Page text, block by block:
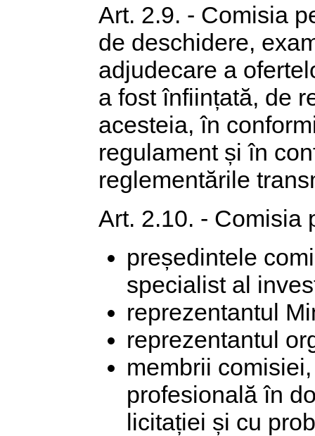
Art. 2.9. - Comisia
de deschidere,
adjudecare a
a fost înființată, de
acesteia, în
regulament și în
reglementările
Art. 2.10. - Comisia
președintele
specialist al
reprezentantul
reprezentantul
membrii
profesională în
licitației și cu